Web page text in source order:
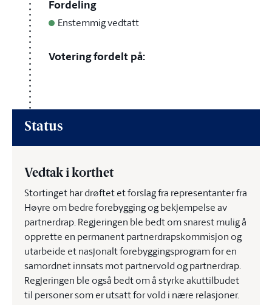
Fordeling
Enstemmig vedtatt
Votering fordelt på:
Status
Vedtak i korthet
Stortinget har drøftet et forslag fra representanter fra
Høyre om bedre forebygging og bekjempelse av
partnerdrap. Regjeringen ble bedt om snarest mulig å
opprette en permanent partnerdrapskommisjon og
utarbeide et nasjonalt forebyggingsprogram for en
samordnet innsats mot partnervold og partnerdrap.
Regjeringen ble også bedt om å styrke akuttilbudet
til personer som er utsatt for vold i nære relasjoner.